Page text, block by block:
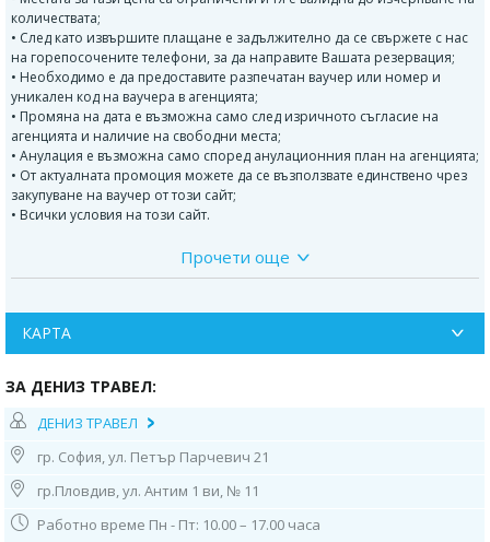
количествата;
• След като извършите плащане е задължително да се свържете с нас
на горепосочените телефони, за да направите Вашата резервация;
• Необходимо е да предоставите разпечатан ваучер или номер и
уникален код на ваучера в агенцията;
• Промяна на дата е възможна само след изричното съгласие на
агенцията и наличие на свободни места;
• Анулация е възможна само според анулационния план на агенцията;
• От актуалната промоция можете да се възползвате единствено чрез
закупуване на ваучер от този сайт;
• Всички условия на този сайт.
АЛЕКСАНДЪР НЕВСКИ, ОТ МОТЕЛ ИХТИМАН В 01:00Ч, ОТ
SHELL ПАЗАРДЖИК В 01:30Ч И ОТ ПЛОВДИВ В 02:00Ч ОТ
OMV ДО ХОТЕЛ САНКТ ПЕТЕРБУРГ. ПЪТУВАНЕ ПО МАРШРУТ
КРАТКА ПОЧИВКА. ОТПЪТУВАНЕ ЗА ЛОЗЕНГРАД И
СВОБОДНО ВРЕМЕ ЗА ПАЗАР. НАСТАНЯВАНЕ В ХОТЕЛА.
ВРЕМЕ Е ДА ОПИТАМЕ ПРОЧУТИТЕ ЛОЗЕНГРАДСКИ
КЮФТЕТА, БИРА ЕФЕС ИЛИ АЙРЯН! ПОКУПКАТА НА
БАКЛАВА, ЛОКУМ, ТУРСКИ СЛАДКИ, ЯДКИ И ДРУГИ НА
ИЗГОДНА ЦЕНА Е НЕИЗБЕЖНА. НОЩУВКА.
2-РИ ДЕН:ЗАКУСКА. ОСВОБОЖДАВАНЕ НА ХОТЕЛА.
Прочети още
КАРТА
ЗА ДЕНИЗ ТРАВЕЛ:
ДЕНИЗ ТРАВЕЛ
гр. София, ул. Петър Парчевич 21
гр.Пловдив, ул. Антим 1 ви, № 11
Работно време Пн - Пт: 10.00 – 17.00 часа